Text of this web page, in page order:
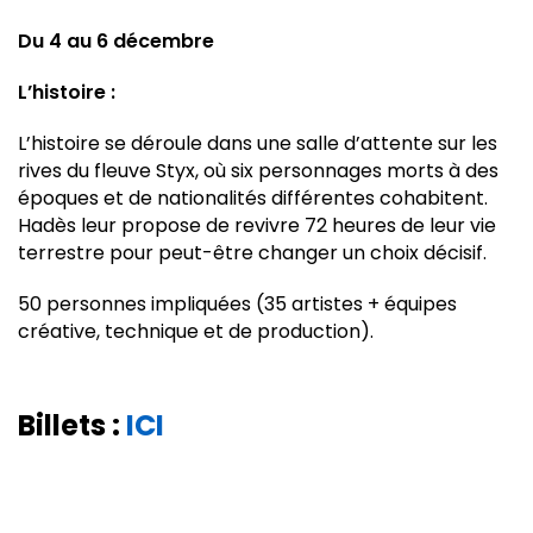
Du 4 au 6 décembre
L’histoire :
L’histoire se déroule dans une salle d’attente sur les
rives du fleuve Styx, où six personnages morts à des
époques et de nationalités différentes cohabitent.
Hadès leur propose de revivre 72 heures de leur vie
terrestre pour peut-être changer un choix décisif.
50 personnes impliquées (35 artistes + équipes
créative, technique et de production).
Billets : ICI